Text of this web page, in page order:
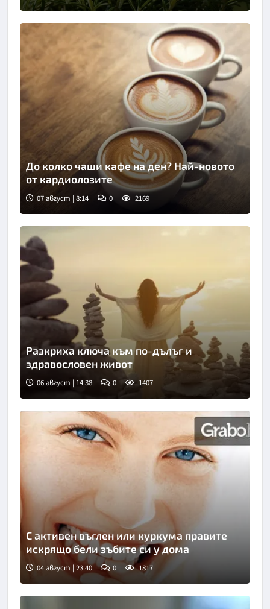
Снимка: Пиксабей
Снимка: Пиксабей
До колко чаши кафе на ден? Най-новото
от кардиолозите
07 август | 8:14 0 2169
Разкриха ключа към по-дълъг и
здравословен живот
06 август | 14:38 0 1407
С активен въглен или куркума правите
искрящо бели зъбите си у дома
04 август | 23:40 0 1817